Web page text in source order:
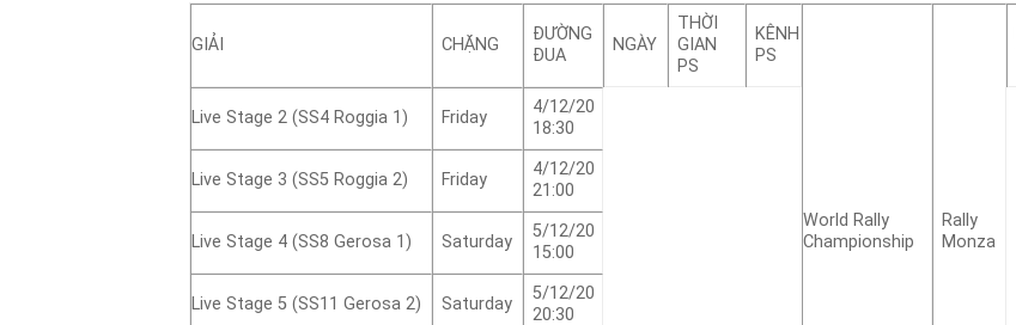
GIẢI CHẶNG
ĐƯỜNG
ĐUA
NGÀY
THỜI
GIAN
PS
KÊNH
PS
World Rally
Championship
Rally
Monza
Live Stage 2 (SS4 Roggia 1) Friday
4/12/20
18:30
Live Stage 3 (SS5 Roggia 2) Friday
4/12/20
21:00
Live Stage 4 (SS8 Gerosa 1) Saturday
5/12/20
15:00
Live Stage 5 (SS11 Gerosa 2) Saturday
5/12/20
20:30